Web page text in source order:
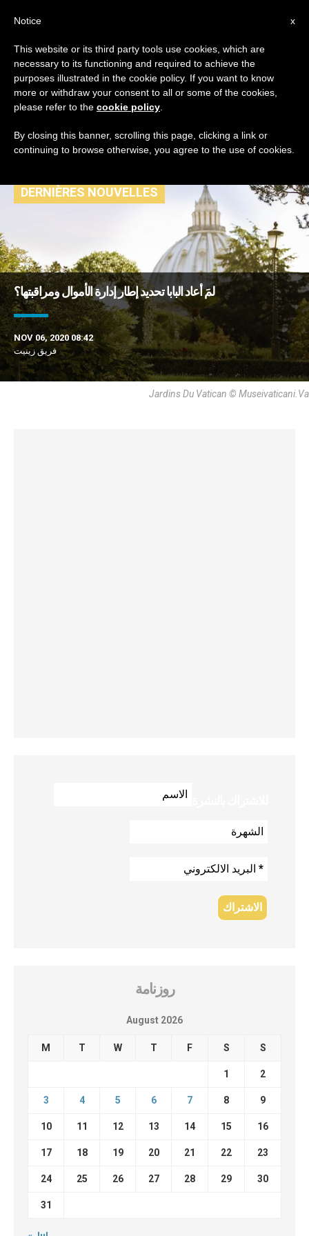
TAG
Posts Tagged ‘إدارة
الأموال’
DERNIÈRES NOUVELLES
لمَ أعاد البابا تحديد إطار إدارة الأموال ومراقبتها؟
NOV 06, 2020 08:42
فريق زينيت
Jardins Du Vatican © Museivaticani.va
روزنامة
August 2026
M T W T F S S
1 2
3 4 5 6 7 8 9
10 11 12 13 14 15 16
17 18 19 20 21 22 23
24 25 26 27 28 29 30
31
x
Notice
This website or its third party tools use cookies, which are
necessary to its functioning and required to achieve the
purposes illustrated in the cookie policy. If you want to know
more or withdraw your consent to all or some of the cookies,
please refer to the cookie policy
By closing this banner, scrolling this page, clicking a link or
continuing to browse otherwise, you agree to the use of cookies.